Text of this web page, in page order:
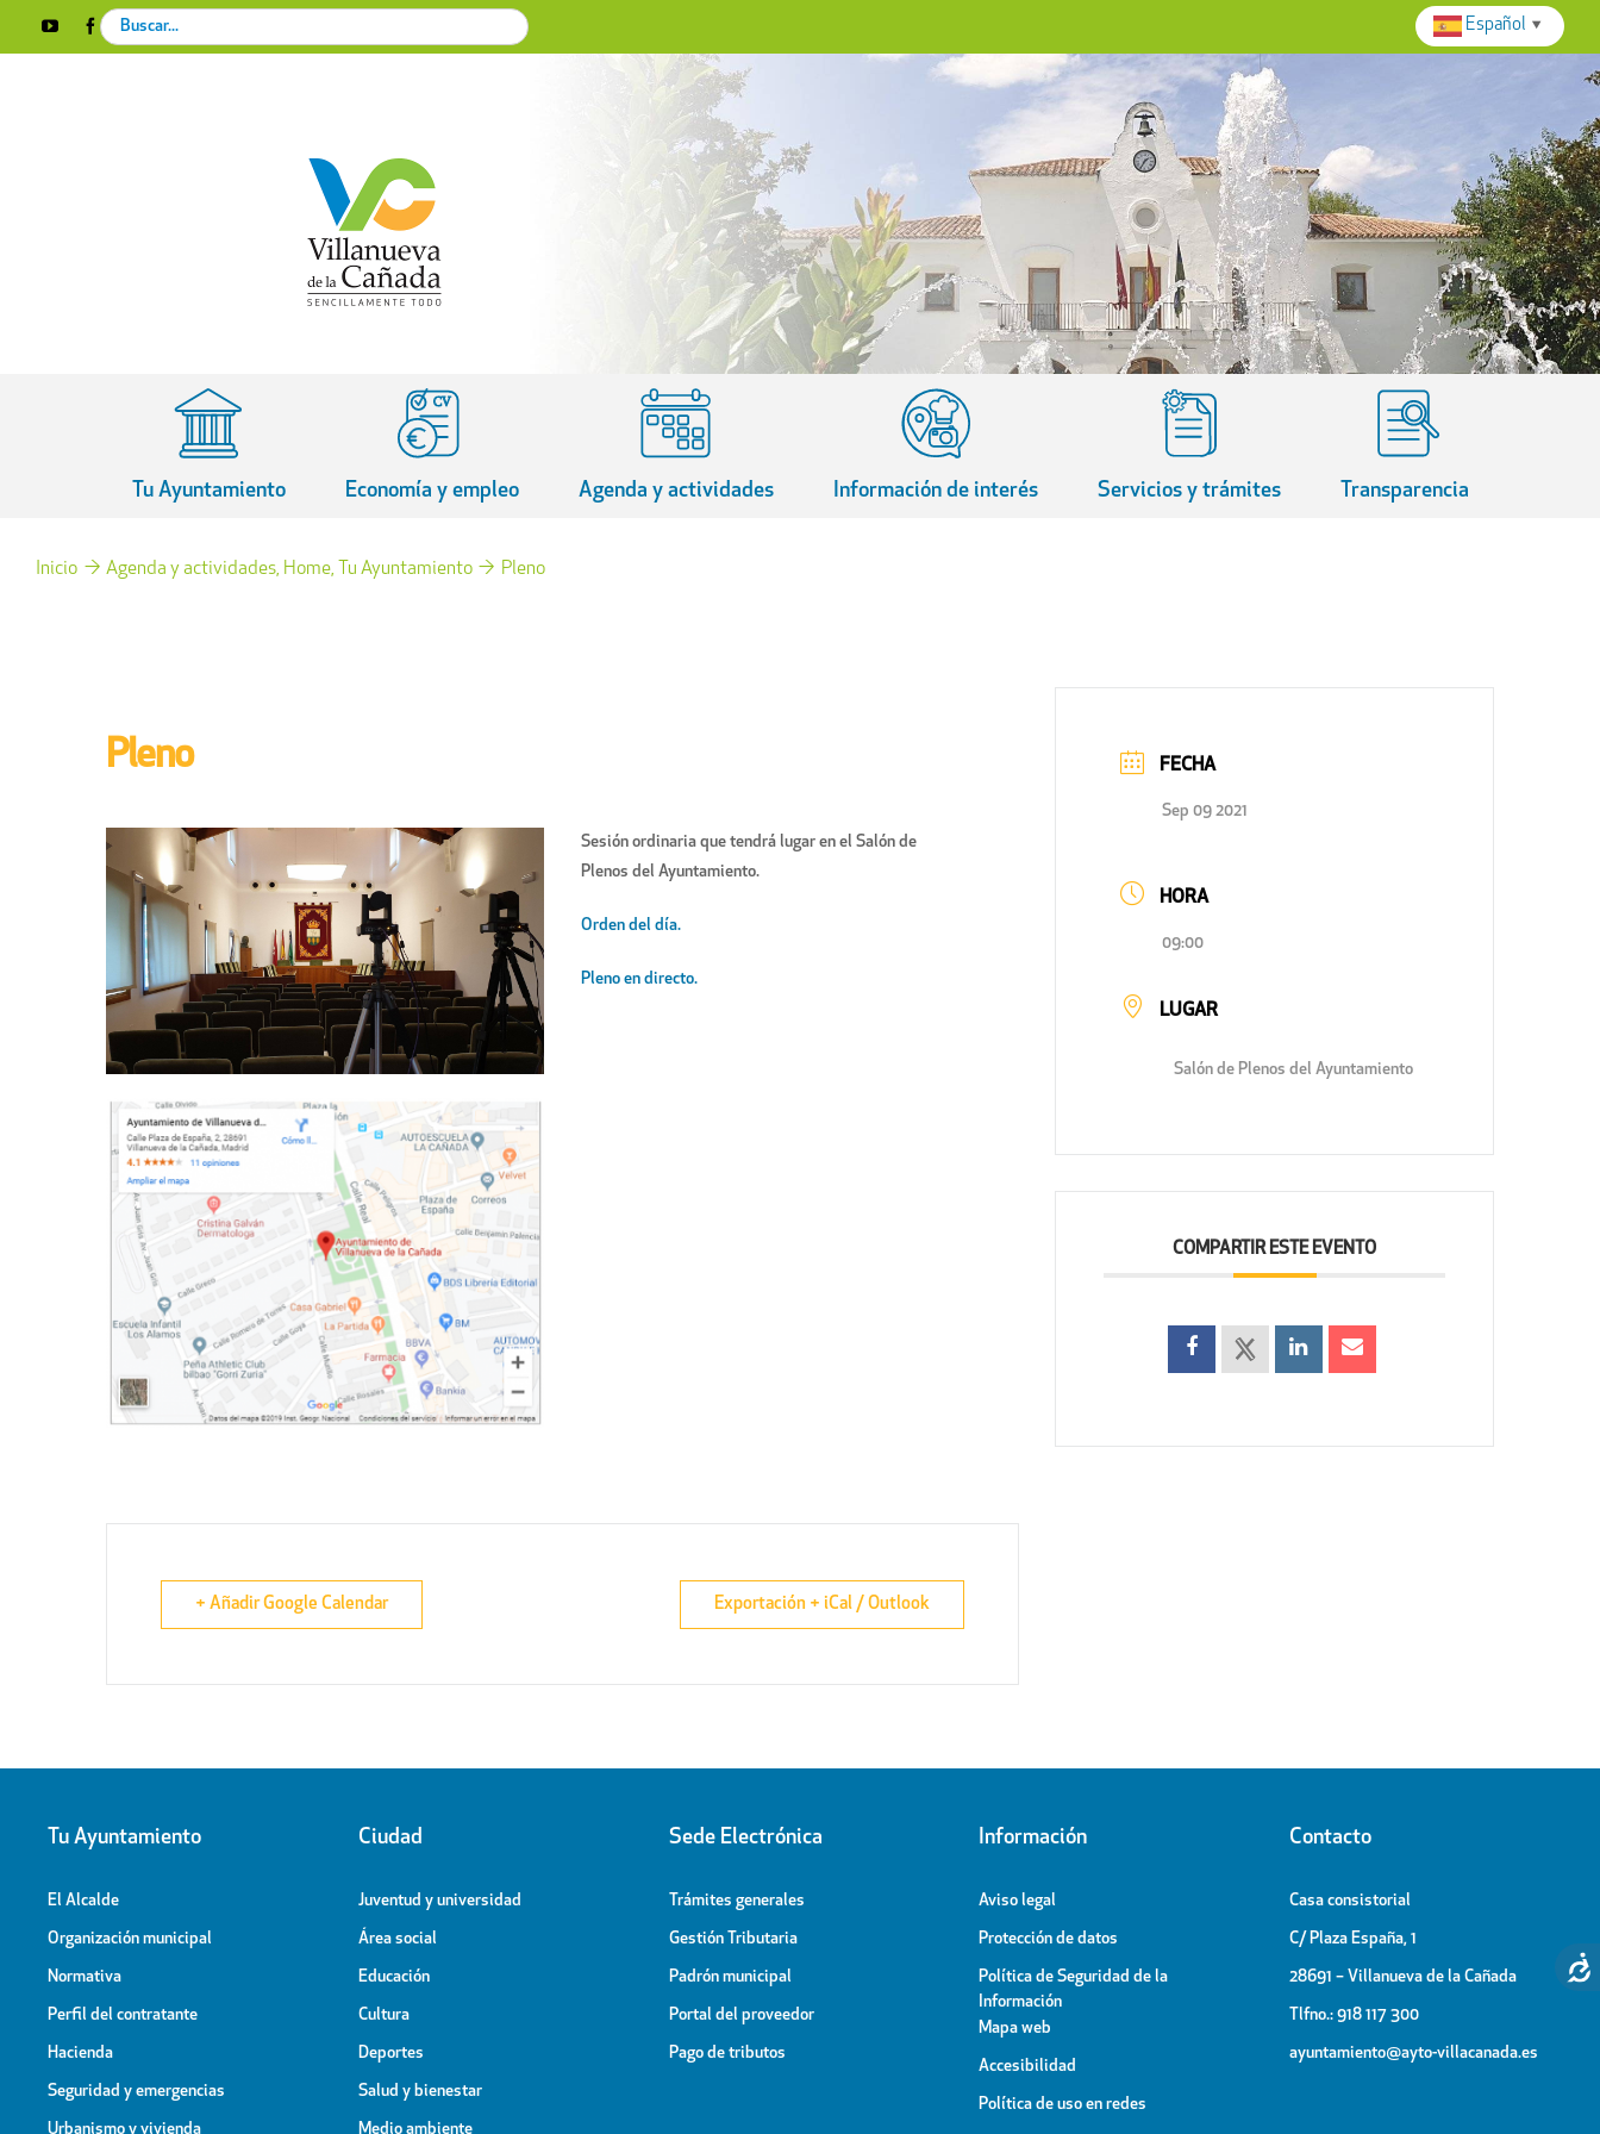
YouTubeFacebookInstagram
X
Search
for:
Tu Ayuntamiento Economía y empleo Agenda y actividades Información de interés Servicios y trámites Transparencia
Inicio Agenda y actividades Home Tu Ayuntamiento Pleno
Pleno
Sesión ordinaria que tendrá lugar en el Salón de
Plenos del Ayuntamiento.
Orden del día.
Pleno en directo.
+ Añadir Google Calendar Exportación + iCal / Outlook
FECHA
Sep 09 2021
HORA
09:00
LUGAR
Salón de Plenos del Ayuntamiento
COMPARTIR ESTE EVENTO
Tu Ayuntamiento
El Alcalde
Organización municipal
Normativa
Perfil del contratante
Hacienda
Seguridad y emergencias
Urbanismo y vivienda
Ciudad
Juventud y universidad
Área social
Educación
Cultura
Deportes
Salud y bienestar
Medio ambiente
Sede Electrónica
Trámites generales
Gestión Tributaria
Padrón municipal
Portal del proveedor
Pago de tributos
Información
Aviso legal
Protección de datos
Política de Seguridad de la
Información
Mapa web
Accesibilidad
Política de uso en redes
Contacto
Casa consistorial
C/ Plaza España, 1
28691 – Villanueva de la Cañada
Tlfno.: 918 117 300
ayuntamiento@ayto-villacanada.es
Español ▼